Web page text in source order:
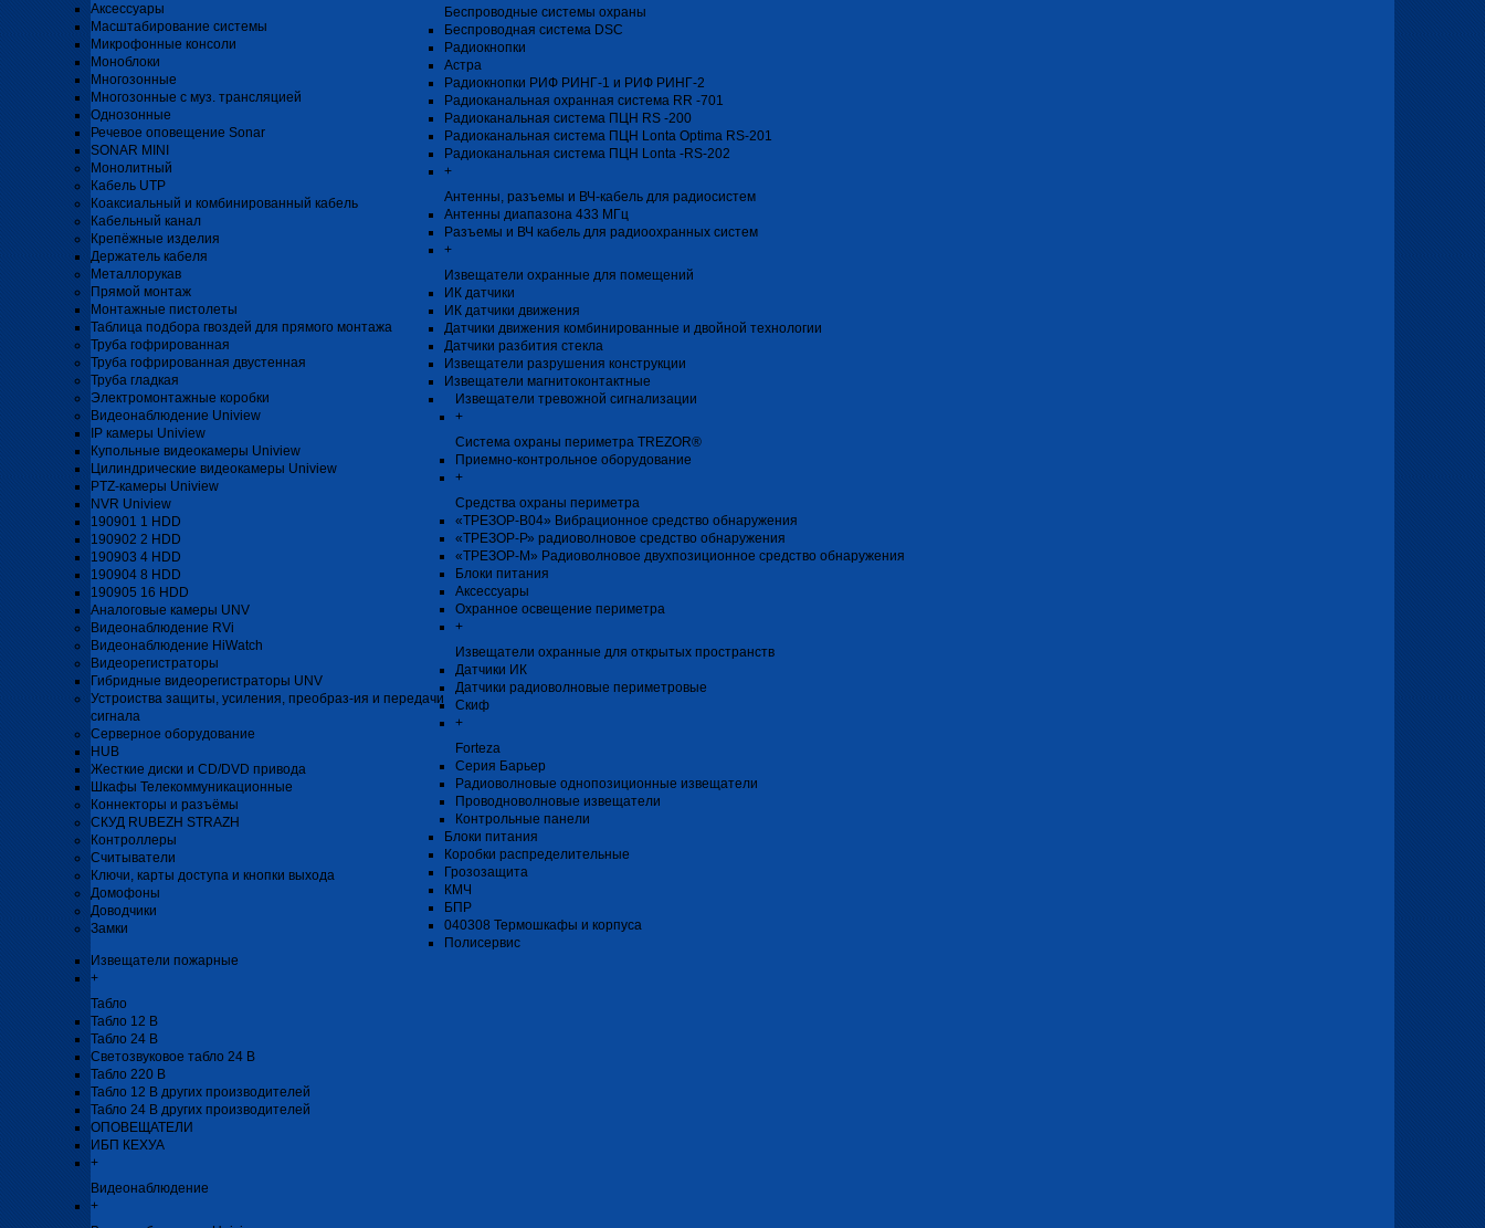
Аксессуары
Масштабирование системы
Микрофонные консоли
Моноблоки
Многозонные
Многозонные с муз. трансляцией
Однозонные
Речевое оповещение Sonar
SONAR MINI
Монолитный
Кабель UTP
Коаксиальный и комбинированный кабель
Кабельный канал
Крепёжные изделия
Держатель кабеля
Металлорукав
Прямой монтаж
Монтажные пистолеты
Таблица подбора гвоздей для прямого монтажа
Труба гофрированная
Труба гофрированная двустенная
Труба гладкая
Электромонтажные коробки
Видеонаблюдение Uniview
IP камеры Uniview
Купольные видеокамеры Uniview
Цилиндрические видеокамеры Uniview
PTZ-камеры Uniview
NVR Uniview
190901 1 HDD
190902 2 HDD
190903 4 HDD
190904 8 HDD
190905 16 HDD
Аналоговые камеры UNV
Видеонаблюдение RVi
Видеонаблюдение HiWatch
Видеорегистраторы
Гибридные видеорегистраторы UNV
Устроиства защиты, усиления, преобраз-ия и передачи
сигнала
Серверное оборудование
HUB
Жесткие диски и CD/DVD привода
Шкафы Телекоммуникационные
Коннекторы и разъёмы
СКУД RUBEZH STRAZH
Контроллеры
Считыватели
Ключи, карты доступа и кнопки выхода
Домофоны
Доводчики
Замки
Беспроводные системы охраны
Беспроводная система DSC
Радиокнопки
Астра
Радиокнопки РИФ РИНГ-1 и РИФ РИНГ-2
Радиоканальная охранная система RR -701
Радиоканальная система ПЦН RS -200
Радиоканальная система ПЦН Lonta Optima RS-201
Радиоканальная система ПЦН Lonta -RS-202
+
Антенны, разъемы и ВЧ-кабель для радиосистем
Антенны диапазона 433 МГц
Разъемы и ВЧ кабель для радиоохранных систем
+
Извещатели охранные для помещений
ИК датчики
ИК датчики движения
Датчики движения комбинированные и двойной технологии
Датчики разбития стекла
Извещатели разрушения конструкции
Извещатели магнитоконтактные
Извещатели тревожной сигнализации
+
Система охраны периметра TREZOR®
Приемно-контрольное оборудование
+
Средства охраны периметра
«ТРЕЗОР-В04» Вибрационное средство обнаружения
«ТРЕЗОР-Р» радиоволновое средство обнаружения
«ТРЕЗОР-М» Радиоволновое двухпозиционное средство обнаружения
Блоки питания
Аксессуары
Охранное освещение периметра
+
Извещатели охранные для открытых пространств
Датчики ИК
Датчики радиоволновые периметровые
Скиф
+
Forteza
Серия Барьер
Радиоволновые однопозиционные извещатели
Проводноволновые извещатели
Контрольные панели
Блоки питания
Коробки распределительные
Грозозащита
КМЧ
БПР
040308 Термошкафы и корпуса
Полисервис
Извещатели пожарные
+
Табло
Табло 12 В
Табло 24 В
Светозвуковое табло 24 В
Табло 220 В
Табло 12 В других производителей
Табло 24 В других производителей
ОПОВЕЩАТЕЛИ
ИБП КЕХУА
+
Видеонаблюдение
+